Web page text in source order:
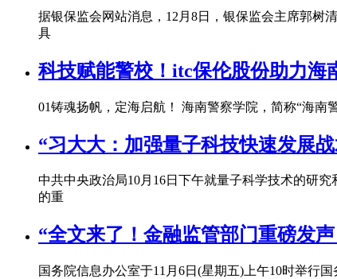
据银保监会网站消息，12月8日，银保监会主席郭树
具
科技赋能警校！itc保伦股份助力海
01铸魂扬帆，定海启航！ 海南警察学院，简称“海
“习大大：加强量子科技快速发展
中共中央政治局10月16日下午就量子科学技术的研
的重
“全文来了！金融监管部门重磅发
国务院信息办公室于11月6日(星期五)上午10时举行